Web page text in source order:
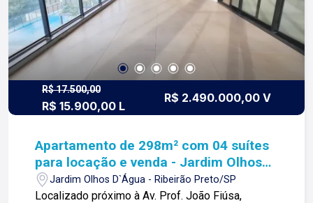
R$ 17.500,00
R$ 15.900,00 L
R$ 2.490.000,00 V
Apartamento de 298m² com 04 suítes
para locação e venda - Jardim Olhos
D`Água
Jardim Olhos D`Água - Ribeirão Preto/SP
Localizado próximo à Av. Prof. João Fiúsa,